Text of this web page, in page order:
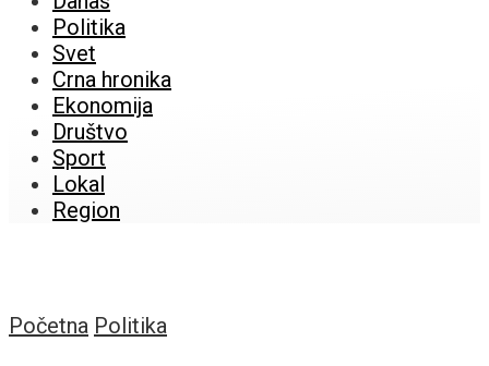
Politika
Svet
Crna hronika
Ekonomija
Društvo
Sport
Lokal
Region
Početna Politika